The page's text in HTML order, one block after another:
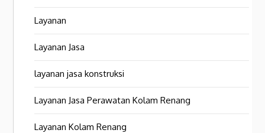
Layanan
Layanan Jasa
layanan jasa konstruksi
Layanan Jasa Perawatan Kolam Renang
Layanan Kolam Renang